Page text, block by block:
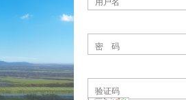
用户名
密 码
验证码